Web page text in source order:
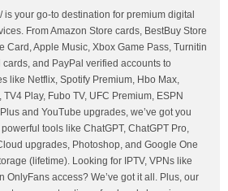
is your go-to destination for premium digital
From Amazon Store cards, BestBuy Store
Card, Apple Music, Xbox Game Pass, Turnitin
cards, and PayPal verified accounts to
like Netflix, Spotify Premium, Hbo Max,
Play, Fubo TV, UFC Premium, ESPN
and YouTube upgrades, we’ve got you
tools like ChatGPT, ChatGPT Pro,
upgrades, Photoshop, and Google One
(lifetime). Looking for IPTV, VPNs like
OnlyFans access? We’ve got it all. Plus, our